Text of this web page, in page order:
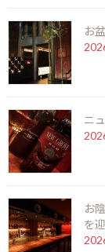
シ
お
ニ
お
を